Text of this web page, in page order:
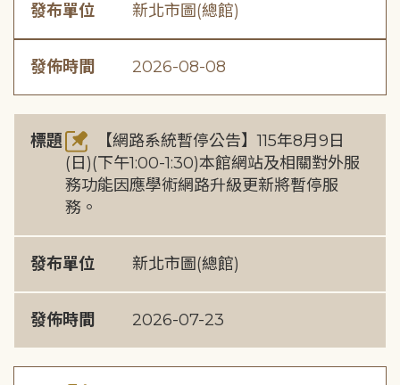
發布單位 新北市圖(總館)
發佈時間 2026-08-08
標題
【網路系統暫停公告】115年8月9日
(日)(下午1:00-1:30)本館網站及相關對外服
務功能因應學術網路升級更新將暫停服
務。
發布單位 新北市圖(總館)
發佈時間 2026-07-23